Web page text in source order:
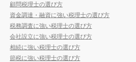
顧問税理士の選び方
資金調達・融資に強い税理士の選び方
税務調査に強い税理士の選び方
会社設立に強い税理士の選び方
相続に強い税理士の選び方
節税に強い税理士の選び方